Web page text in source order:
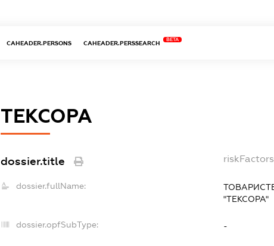
CAHEADER.PERSONS CAHEADER.PERSSEARCH
BETA
ТЕКСОРА
dossier.title
dossier.fullName:
"ТЕКСОРА"
dossier.opfSubType: -